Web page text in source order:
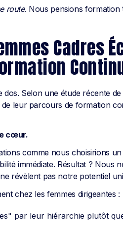
route. Nous pensions
Cadres
Selon une étude récente
leur parcours de formation
cœur.
comme nous choisirions un
immédiate. Résultat ? Nous
révèlent pas notre potentiel
chez les femmes dirigeantes :
par leur hiérarchie plutôt